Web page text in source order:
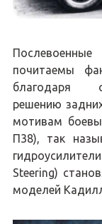
почитаемы
благодаря
решению
мотивам
П38), так
Steering)
моделей